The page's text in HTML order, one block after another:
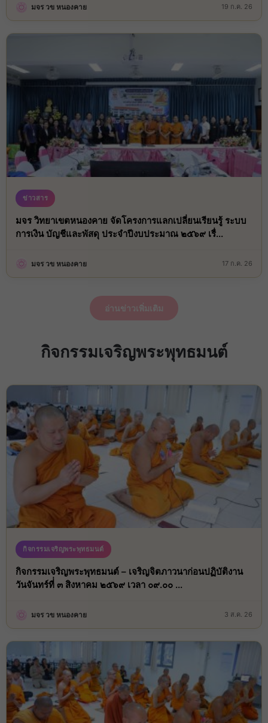
มจร วข หนองคาย 19 ก.ค. 26
ข่าวสาร
มจร วิทยาเขตหนองคาย จัดโครงการแลกเปลี่ยนเรียนรู้ ระบบ
การเงิน บัญชีและพัสดุ ประจำปีงบประมาณ ๒๕๖๙ เรื่...
มจร วข หนองคาย 17 ก.ค. 26
อ่านข่าวเพิ่มเติม
กิจกรรมเจริญพระพุทธมนต์
กิจกรรมเจริญพระพุทธมนต์
กิจกรรมเจริญพระพุทธมนต์ – เจริญจิตภาวนาก่อนปฏิบัติงาน
วันจันทร์ที่่ ๓ สิงหาคม ๒๕๖๙ เวลา ๐๙.๐๐ ...
มจร วข หนองคาย 3 ส.ค. 26